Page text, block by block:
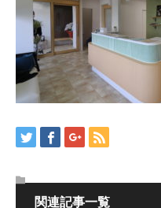
関連記事一覧